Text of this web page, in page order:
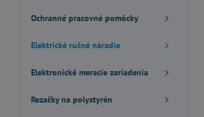
Ochranné pracovné pomôcky
Elektrické ručné náradie
Elektronické meracie zariadenia
Rezačky na polystyrén